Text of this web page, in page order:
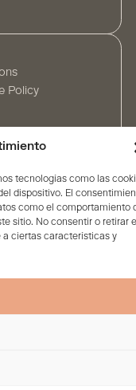
tecnologías como las
dispositivo. El
como el comportamiento
sitio. No consentir o retirar
ciertas características y
Policy